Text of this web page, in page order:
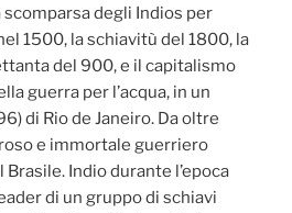
degli Indios per
1500, la schiavitù del 1800, la
del 900, e il capitalismo
guerra per l’acqua, in un
di Rio de Janeiro. Da oltre
e immortale guerriero
Indio durante l’epoca
di un gruppo di schiavi